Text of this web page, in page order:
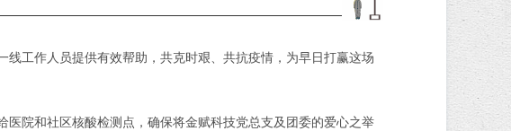
工作人员提供有效帮助，共克时艰、共抗疫情，为早日打赢这场
院和社区核酸检测点，确保将金赋科技党总支及团委的爱心之举